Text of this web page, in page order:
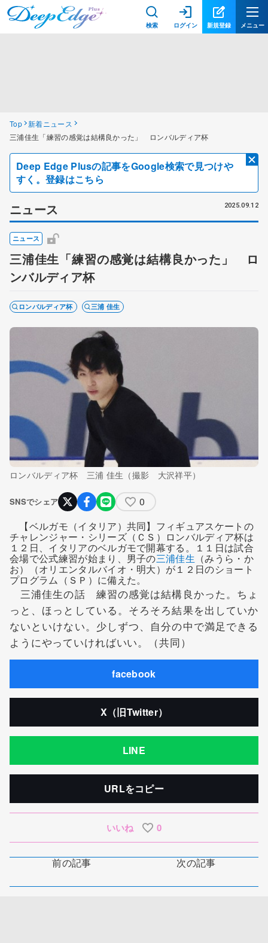
検索 ログイン 新規登録 メニュー
Top 新着ニュース
三浦佳生「練習の感覚は結構良かった」 ロンバルディア杯
Deep Edge Plusの記事をGoogle検索で見つけや
すく。登録はこちら
ニュース 2025.09.12
ニュース
三浦佳生「練習の感覚は結構良かった」 ロ
ンバルディア杯
ロンバルディア杯 三浦 佳生
ロンバルディア杯 三浦 佳生（撮影 大沢祥平）
SNSでシェア
0
【ベルガモ（イタリア）共同】フィギュアスケートの
チャレンジャー・シリーズ（ＣＳ）ロンバルディア杯は
１２日、イタリアのベルガモで開幕する。１１日は試合
会場で公式練習が始まり、男子の三浦佳生 （みうら・か
お）（オリエンタルバイオ・明大）が１２日のショート
プログラム（ＳＰ）に備えた。
三浦佳生の話 練習の感覚は結構良かった。ちょ
っと、ほっとしている。そろそろ結果を出していか
ないといけない。少しずつ、自分の中で満足できる
ようにやっていければいい。（共同）
facebook
X（旧Twitter）
LINE
URLをコピー
いいね 0
前の記事 次の記事